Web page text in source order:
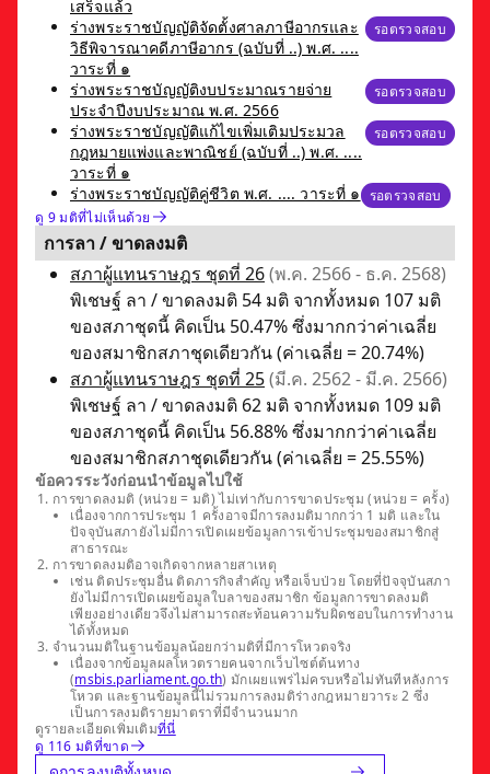
เสร็จแล้ว
ร่างพระราชบัญญัติจัดตั้งศาลภาษีอากรและ
วิธีพิจารณาคดีภาษีอากร (ฉบับที่ ..) พ.ศ. ....
วาระที่ ๑
รอตรวจสอบ
ร่างพระราชบัญญัติงบประมาณรายจ่าย
ประจำปีงบประมาณ พ.ศ. 2566
รอตรวจสอบ
ร่างพระราชบัญญัติแก้ไขเพิ่มเติมประมวล
กฎหมายแพ่งและพาณิชย์ (ฉบับที่ ..) พ.ศ. ....
วาระที่ ๑
รอตรวจสอบ
ร่างพระราชบัญญัติคู่ชีวิต พ.ศ. .... วาระที่ ๑
รอตรวจสอบ
ดู 9 มติที่ไม่เห็นด้วย
การลา / ขาดลงมติ
สภาผู้แทนราษฎร ชุดที่ 26(พ.ค. 2566 - ธ.ค. 2568)
พิเชษฐ์ ลา / ขาดลงมติ 54 มติ จากทั้งหมด 107 มติ
ของสภาชุดนี้ คิดเป็น 50.47% ซึ่งมากกว่าค่าเฉลี่ย
ของสมาชิกสภาชุดเดียวกัน (ค่าเฉลี่ย = 20.74%)
สภาผู้แทนราษฎร ชุดที่ 25(มี.ค. 2562 - มี.ค. 2566)
พิเชษฐ์ ลา / ขาดลงมติ 62 มติ จากทั้งหมด 109 มติ
ของสภาชุดนี้ คิดเป็น 56.88% ซึ่งมากกว่าค่าเฉลี่ย
ของสมาชิกสภาชุดเดียวกัน (ค่าเฉลี่ย = 25.55%)
ข้อควรระวังก่อนนำข้อมูลไปใช้
การขาดลงมติ (หน่วย = มติ) ไม่เท่ากับการขาดประชุม (หน่วย = ครั้ง)
เนื่องจากการประชุม 1 ครั้งอาจมีการลงมติมากกว่า 1 มติ และใน
ปัจจุบันสภายังไม่มีการเปิดเผยข้อมูลการเข้าประชุมของสมาชิกสู่
สาธารณะ
การขาดลงมติอาจเกิดจากหลายสาเหตุ
เช่น ติดประชุมอื่น ติดภารกิจสำคัญ หรือเจ็บป่วย โดยที่ปัจจุบันสภา
ยังไม่มีการเปิดเผยข้อมูลใบลาของสมาชิก ข้อมูลการขาดลงมติ
เพียงอย่างเดียวจึงไม่สามารถสะท้อนความรับผิดชอบในการทำงาน
ได้ทั้งหมด
จำนวนมติในฐานข้อมูลน้อยกว่ามติที่มีการโหวตจริง
เนื่องจากข้อมูลผลโหวตรายคนจากเว็บไซต์ต้นทาง
(msbis.parliament.go.th) มักเผยแพร่ไม่ครบหรือไม่ทันทีหลังการ
โหวต และฐานข้อมูลนี้ไม่รวมการลงมติร่างกฎหมายวาระ 2 ซึ่ง
เป็นการลงมติรายมาตราที่มีจำนวนมาก
ดูรายละเอียดเพิ่มเติมที่นี่
ดู 116 มติที่ขาด